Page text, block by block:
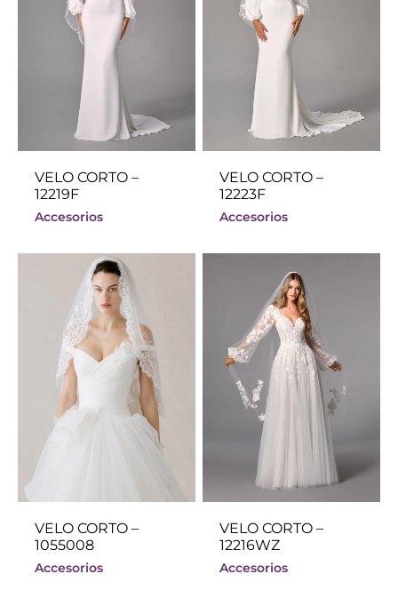
VELO CORTO –
12219F
Accesorios
VELO CORTO –
12223F
Accesorios
VELO CORTO –
1055008
Accesorios
VELO CORTO –
12216WZ
Accesorios